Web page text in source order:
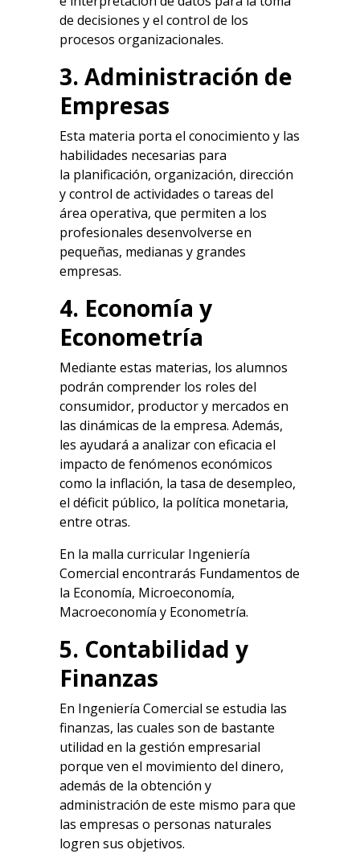
de decisiones y el control de los
procesos organizacionales.
3. Administración de
Empresas
Esta materia porta el conocimiento y las
habilidades necesarias para
la planificación, organización, dirección
y control de actividades o tareas del
área operativa, que permiten a los
profesionales desenvolverse en
pequeñas, medianas y grandes
empresas.
4. Economía y
Econometría
Mediante estas materias, los alumnos
podrán comprender los roles del
consumidor, productor y mercados en
las dinámicas de la empresa. Además,
les ayudará a analizar con eficacia el
impacto de fenómenos económicos
como la inflación, la tasa de desempleo,
el déficit público, la política monetaria,
entre otras.
En la malla curricular Ingeniería
Comercial encontrarás Fundamentos de
la Economía, Microeconomía,
Macroeconomía y Econometría.
5. Contabilidad y
Finanzas
En Ingeniería Comercial se estudia las
finanzas, las cuales son de bastante
utilidad en la gestión empresarial
porque ven el movimiento del dinero,
además de la obtención y
administración de este mismo para que
las empresas o personas naturales
logren sus objetivos.